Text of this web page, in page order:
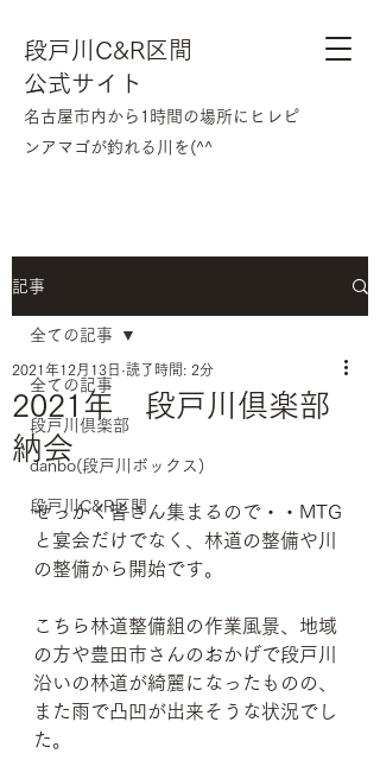
段戸川C&R区間
公式サイト
​名古屋市内から1時間の場所にヒレピ
ンアマゴが釣れる川を(^^
記事
全ての記事
段戸川倶楽部
danbo(段戸川ボックス)
段戸川C&R区間
全ての記事
2021年 段戸川倶楽部
納会
2021年12月13日 読了時間: 2分
せっかく皆さん集まるので・・MTG
と宴会だけでなく、林道の整備や川
の整備から開始です。
こちら林道整備組の作業風景、地域
の方や豊田市さんのおかげで段戸川
沿いの林道が綺麗になったものの、
また雨で凸凹が出来そうな状況でし
た。